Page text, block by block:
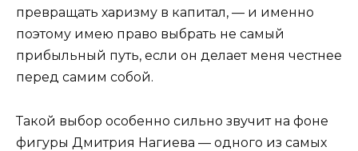
превращать харизму в капитал, — и именно
поэтому имею право выбрать не самый
прибыльный путь, если он делает меня честнее
перед самим собой.
Такой выбор особенно сильно звучит на фоне
фигуры Дмитрия Нагиева — одного из самых